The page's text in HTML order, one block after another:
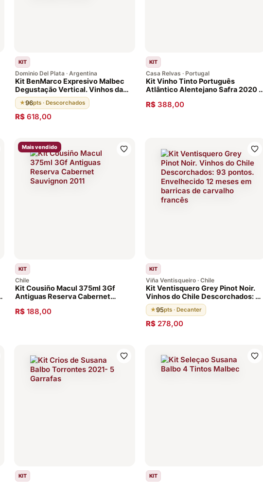
KIT
Dominio Del Plata · Argentina
Kit BenMarco Expresivo Malbec
Degustação Vertical. Vinhos da
Argentina 96 Pontos, 14 meses
em barricas de carvalho francês
★96pts · Descorchados
R$618,00
KIT
Casa Relvas · Portugal
Kit Vinho Tinto Português
Atlântico Alentejano Safra 2020 -
R$388,00
Mais vendido
KIT
Chile
Kit Cousiño Macul 375ml 3Gf
Antiguas Reserva Cabernet
R$188,00
KIT
Viña Ventisqueiro · Chile
Kit Ventisquero Grey Pinot Noir.
Vinhos do Chile Descorchados:
pontos. Envelhecido 12 meses em
barricas de carvalho francês
★95pts · Decanter
R$278,00
KIT KIT